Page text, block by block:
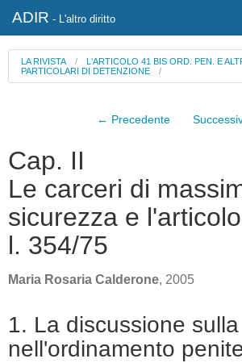
ADIR - L'altro diritto
LA RIVISTA / L'ARTICOLO 41 BIS ORD. PEN. E
PARTICOLARI DI DETENZIONE /
← Precedente
Cap. II
Le carceri di
sicurezza e
l. 354/75
Maria Rosaria Calderone, 2005
1. La discussione
nell'ordinamento